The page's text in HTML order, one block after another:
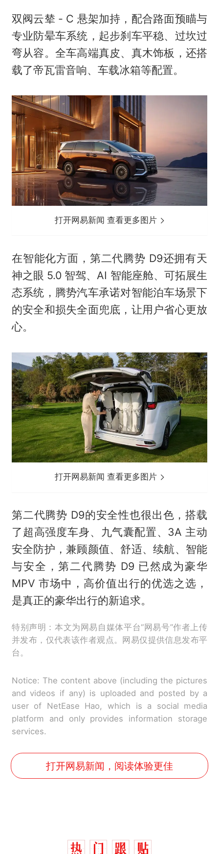
双阀云辇 - C 悬架加持，配合路面预瞄与
专业防晕车系统，起步刹车平稳、过坎过
弯从容。全车高端真皮、真木饰板，还搭
载了帝瓦雷音响、车载冰箱等配置。
打开网易新闻 查看更多图片
在智能化方面，第二代腾势 D9还拥有天
神之眼 5.0 智驾、AI 智能座舱、可拓展生
态系统，腾势汽车承诺对智能泊车场景下
的安全和损失全面兜底，让用户省心更放
心。
打开网易新闻 查看更多图片
第二代腾势 D9的安全性也很出色，搭载
了超高强度车身、九气囊配置、3A 主动
安全防护，兼顾颜值、舒适、续航、智能
与安全，第二代腾势 D9 已然成为豪华
MPV 市场中，高价值出行的优选之选，
是真正的豪华出行的新追求。
特别声明：本文为网易自媒体平台“网易号”作者上传
并发布，仅代表该作者观点。网易仅提供信息发布平
台。
Notice: The content above (including the pictures
and videos if any) is uploaded and posted by a
user of NetEase Hao, which is a social media
platform and only provides information storage
services.
打开网易新闻，阅读体验更佳